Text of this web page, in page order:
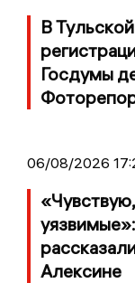
В
Госдумы
06/08/2026
Алексине